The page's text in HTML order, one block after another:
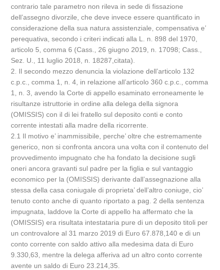
contrario tale parametro non rileva in sede di fissazione
dell’assegno divorzile, che deve invece essere quantificato in
considerazione della sua natura assistenziale, compensativa e’
perequativa, secondo i criteri indicati alla L. n. 898 del 1970,
articolo 5, comma 6 (Cass., 26 giugno 2019, n. 17098; Cass.,
Sez. U., 11 luglio 2018, n. 18287,citata).
2. Il secondo mezzo denuncia la violazione dell’articolo 132
c.p.c., comma 1, n. 4, in relazione all’articolo 360 c.p.c., comma
1, n. 3, avendo la Corte di appello esaminato erroneamente le
risultanze istruttorie in ordine alla delega della signora
(OMISSIS) con il di lei fratello sul deposito conti e conto
corrente intestati alla madre della ricorrente.
2.1 Il motivo e’ inammissibile, perche’ oltre che estremamente
generico, non si confronta ancora una volta con il contenuto del
provvedimento impugnato che ha fondato la decisione sugli
oneri ancora gravanti sul padre per la figlia e sul vantaggio
economico per la (OMISSIS) derivante dall’assegnazione alla
stessa della casa coniugale di proprieta’ dell’altro coniuge, cio’
tenuto conto anche di quanto riportato a pag. 2 della sentenza
impugnata, laddove la Corte di appello ha affermato che la
(OMISSIS) era risultata intestataria pure di un deposito titoli per
un controvalore al 31 marzo 2019 di Euro 67.878,140 e di un
conto corrente con saldo attivo alla medesima data di Euro
9.330,63, mentre la delega afferiva ad un altro conto corrente
avente un saldo di Euro 23.214,35.